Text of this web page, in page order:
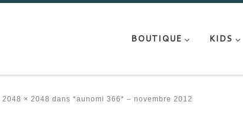
BOUTIQUE
KIDS
2048 × 2048 dans *aunomi 366* – novembre 2012